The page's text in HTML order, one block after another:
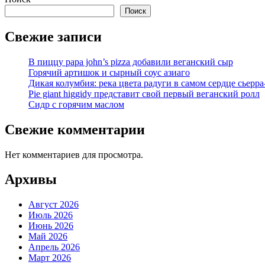
Поиск
Свежие записи
В пиццу papa john’s pizza добавили веганский сыр
Горячий артишок и сырный соус азиаго
Дикая колумбия: река цвета радуги в самом сердце
Pie giant higgidy представит свой первый веганский ролл
Сидр с горячим маслом
Свежие комментарии
Нет комментариев для просмотра.
Архивы
Август 2026
Июль 2026
Июнь 2026
Май 2026
Апрель 2026
Март 2026